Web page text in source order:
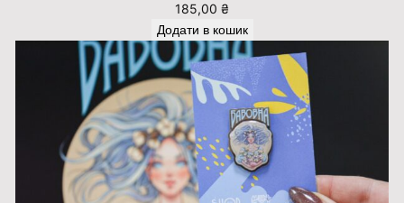
185,00 ₴
Додати в кошик